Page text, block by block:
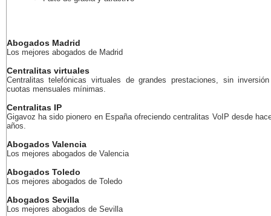
Abogados Madrid
Los mejores abogados de Madrid
Centralitas virtuales
Centralitas telefónicas virtuales de grandes prestaciones, sin
cuotas mensuales mínimas.
Centralitas IP
Gigavoz ha sido pionero en España ofreciendo centralitas VoIP desde
años.
Abogados Valencia
Los mejores abogados de Valencia
Abogados Toledo
Los mejores abogados de Toledo
Abogados Sevilla
Los mejores abogados de Sevilla